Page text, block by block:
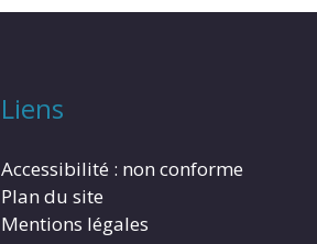
Liens
Accessibilité : non conforme
Plan du site
Mentions légales